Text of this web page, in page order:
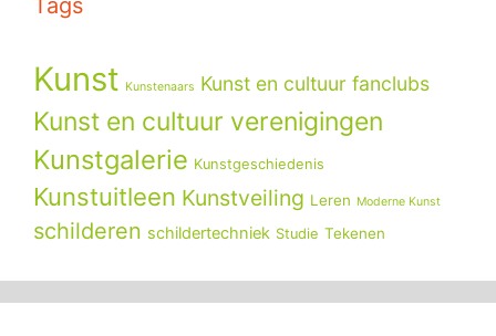
Kunst Kunstenaars Kunst en cultuur fanclubs
Kunst en cultuur verenigingen
Kunstgalerie Kunstgeschiedenis
Kunstuitleen Kunstveiling Leren Moderne Kunst
schilderen schildertechniek Studie Tekenen